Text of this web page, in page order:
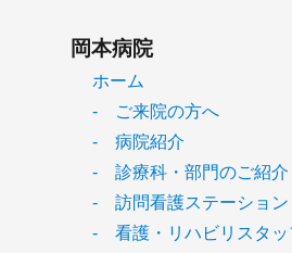
岡本病院
ホーム
- ご来院の方へ
- 病院紹介
- 診療科・部門のご紹介
- 訪問看護ステーション
- 看護・リハビリスタッ